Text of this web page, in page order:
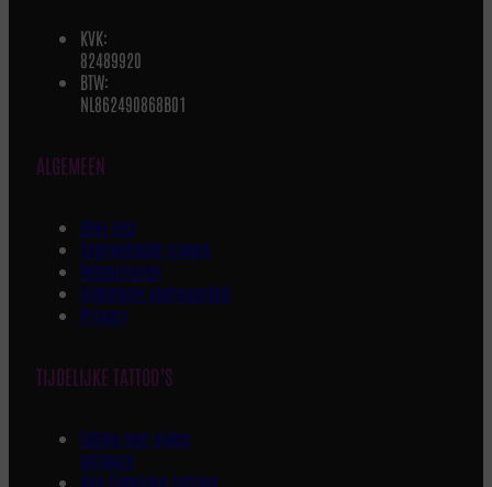
KVK:
82489920
BTW:
NL862490868B01
ALGEMEEN
Over ons
Veelgestelde vragen
Retourneren
Algemene voorwaarden
Privacy
TIJDELIJKE TATTOO’S
Tattoo met eigen
ontwerp
Alle tijdelijke tattoos